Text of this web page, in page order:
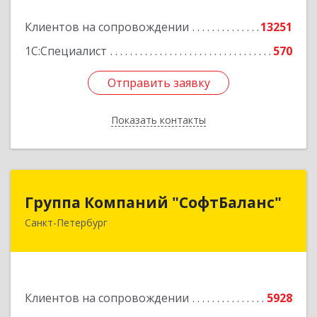
Клиентов на сопровождении
13251
1С:Специалист
570
Отправить заявку
Показать контакты
Отправить заявку
Назад
Группа Компаний "СофтБаланс"
Санкт-Петербург
Клиентов на сопровождении
5928
Группа Компаний "СофтБаланс"
195112, Санкт-Петербург г, Заневский пр-кт,